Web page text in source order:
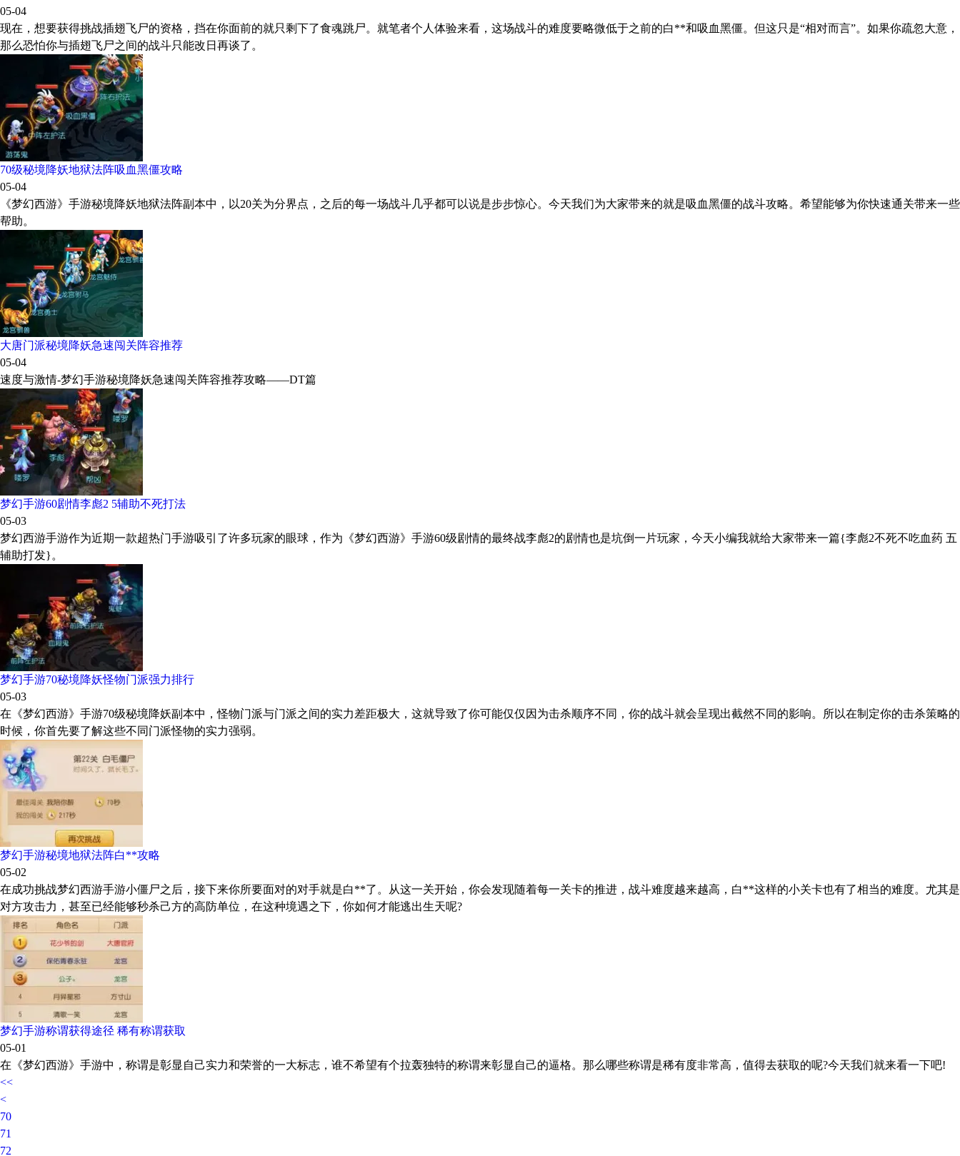
05-04
现在，想要获得挑战插翅飞尸的资格，挡在你面前的就只剩下了食魂跳尸。就笔者个人体验来看，这场战斗的难度要略微低于之前的白**和吸血黑僵。但这只是“相对而言”。如果你疏忽大意，
那么恐怕你与插翅飞尸之间的战斗只能改日再谈了。
70级秘境降妖地狱法阵吸血黑僵攻略
05-04
《梦幻西游》手游秘境降妖地狱法阵副本中，以20关为分界点，之后的每一场战斗几乎都可以说是步步惊心。今天我们为大家带来的就是吸血黑僵的战斗攻略。希望能够为你快速通关带来一些
帮助。
大唐门派秘境降妖急速闯关阵容推荐
05-04
速度与激情-梦幻手游秘境降妖急速闯关阵容推荐攻略——DT篇
梦幻手游60剧情李彪2 5辅助不死打法
05-03
梦幻西游手游作为近期一款超热门手游吸引了许多玩家的眼球，作为《梦幻西游》手游60级剧情的最终战李彪2的剧情也是坑倒一片玩家，今天小编我就给大家带来一篇{李彪2不死不吃血药 五
辅助打发}。
梦幻手游70秘境降妖怪物门派强力排行
05-03
在《梦幻西游》手游70级秘境降妖副本中，怪物门派与门派之间的实力差距极大，这就导致了你可能仅仅因为击杀顺序不同，你的战斗就会呈现出截然不同的影响。所以在制定你的击杀策略的
时候，你首先要了解这些不同门派怪物的实力强弱。
梦幻手游秘境地狱法阵白**攻略
05-02
在成功挑战梦幻西游手游小僵尸之后，接下来你所要面对的对手就是白**了。从这一关开始，你会发现随着每一关卡的推进，战斗难度越来越高，白**这样的小关卡也有了相当的难度。尤其是
对方攻击力，甚至已经能够秒杀己方的高防单位，在这种境遇之下，你如何才能逃出生天呢?
梦幻手游称谓获得途径 稀有称谓获取
05-01
在《梦幻西游》手游中，称谓是彰显自己实力和荣誉的一大标志，谁不希望有个拉轰独特的称谓来彰显自己的逼格。那么哪些称谓是稀有度非常高，值得去获取的呢?今天我们就来看一下吧!
<<
<
70
71
72